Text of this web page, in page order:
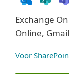
Exchange
Online,
Voor